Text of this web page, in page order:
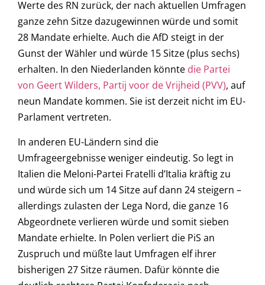
Werte des RN zurück, der nach aktuellen Umfragen
ganze zehn Sitze dazugewinnen würde und somit
28 Mandate erhielte. Auch die AfD steigt in der
Gunst der Wähler und würde 15 Sitze (plus sechs)
erhalten. In den Niederlanden könnte die Partei
von Geert Wilders, Partij voor de Vrijheid (PVV), auf
neun Mandate kommen. Sie ist derzeit nicht im EU-
Parlament vertreten.
In anderen EU-Ländern sind die
Umfrageergebnisse weniger eindeutig. So legt in
Italien die Meloni-Partei Fratelli d’Italia kräftig zu
und würde sich um 14 Sitze auf dann 24 steigern –
allerdings zulasten der Lega Nord, die ganze 16
Abgeordnete verlieren würde und somit sieben
Mandate erhielte. In Polen verliert die PiS an
Zuspruch und müßte laut Umfragen elf ihrer
bisherigen 27 Sitze räumen. Dafür könnte die